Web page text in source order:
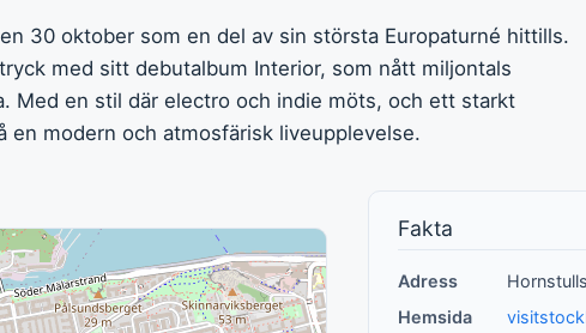
30 oktober som en del av sin största Europaturné hittills.
med sitt debutalbum Interior, som nått miljontals
Med en stil där electro och indie möts, och ett starkt
modern och atmosfärisk liveupplevelse.
Fakta
Adress
Hemsida